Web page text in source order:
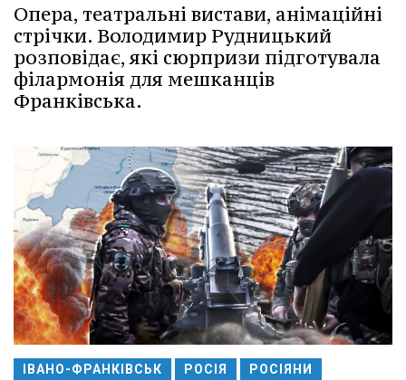
Опера, театральні вистави, анімаційні
стрічки. Володимир Рудницький
розповідає, які сюрпризи підготувала
філармонія для мешканців
Франківська.
ІВАНО-ФРАНКІВСЬК РОСІЯ РОСІЯНИ